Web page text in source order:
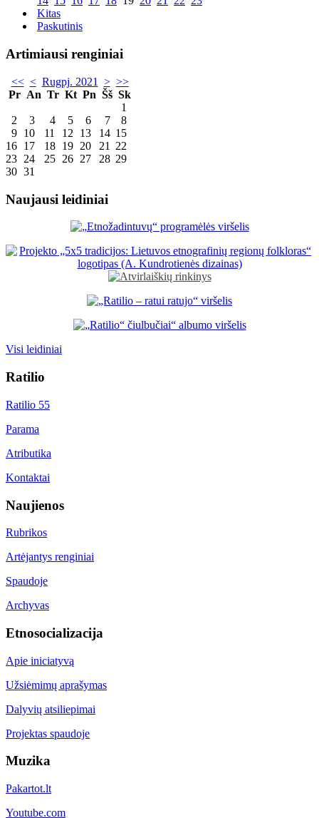
Kitas
Paskutinis
Artimiausi renginiai
<< < Rugpj. 2021 > >>
Pr An Tr Kt Pn Šš Sk
1
2
3 4 5 6 7
8
9 10 11 12 13 14 15
16 17 18 19 20 21
22
23 24 25 26 27 28 29
30 31
Naujausi leidiniai
Visi leidiniai
Ratilio
Ratilio 55
Parama
Atributika
Kontaktai
Naujienos
Rubrikos
Artėjantys renginiai
Spaudoje
Archyvas
Etnosocializacija
Apie iniciatyvą
Užsiėmimų aprašymas
Dalyvių atsiliepimai
Projektas spaudoje
Muzika
Pakartot.lt
Youtube.com